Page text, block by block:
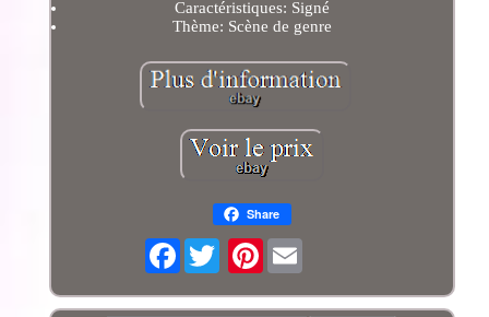
Caractéristiques: Signé
Thème: Scène de genre
Share
Facebook Pinterest